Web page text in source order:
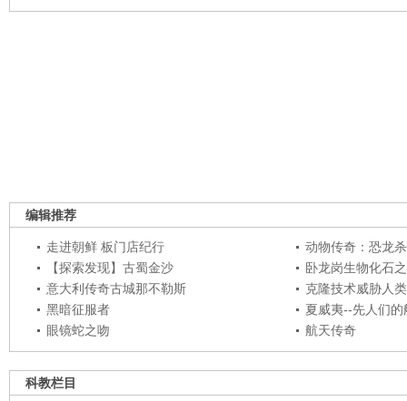
编辑推荐
走进朝鲜 板门店纪行
动物传奇：恐龙
【探索发现】古蜀金沙
卧龙岗生物化石
意大利传奇古城那不勒斯
克隆技术威胁人
黑暗征服者
夏威夷--先人们的
眼镜蛇之吻
航天传奇
科教栏目